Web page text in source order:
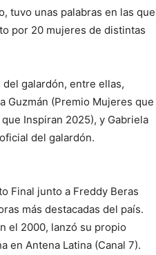
tuvo unas palabras en las que
por 20 mujeres de distintas
galardón, entre ellas,
Guzmán (Premio Mujeres que
Inspiran 2025), y Gabriela
del galardón.
Final junto a Freddy Beras
más destacadas del país.
el 2000, lanzó su propio
en Antena Latina (Canal 7).